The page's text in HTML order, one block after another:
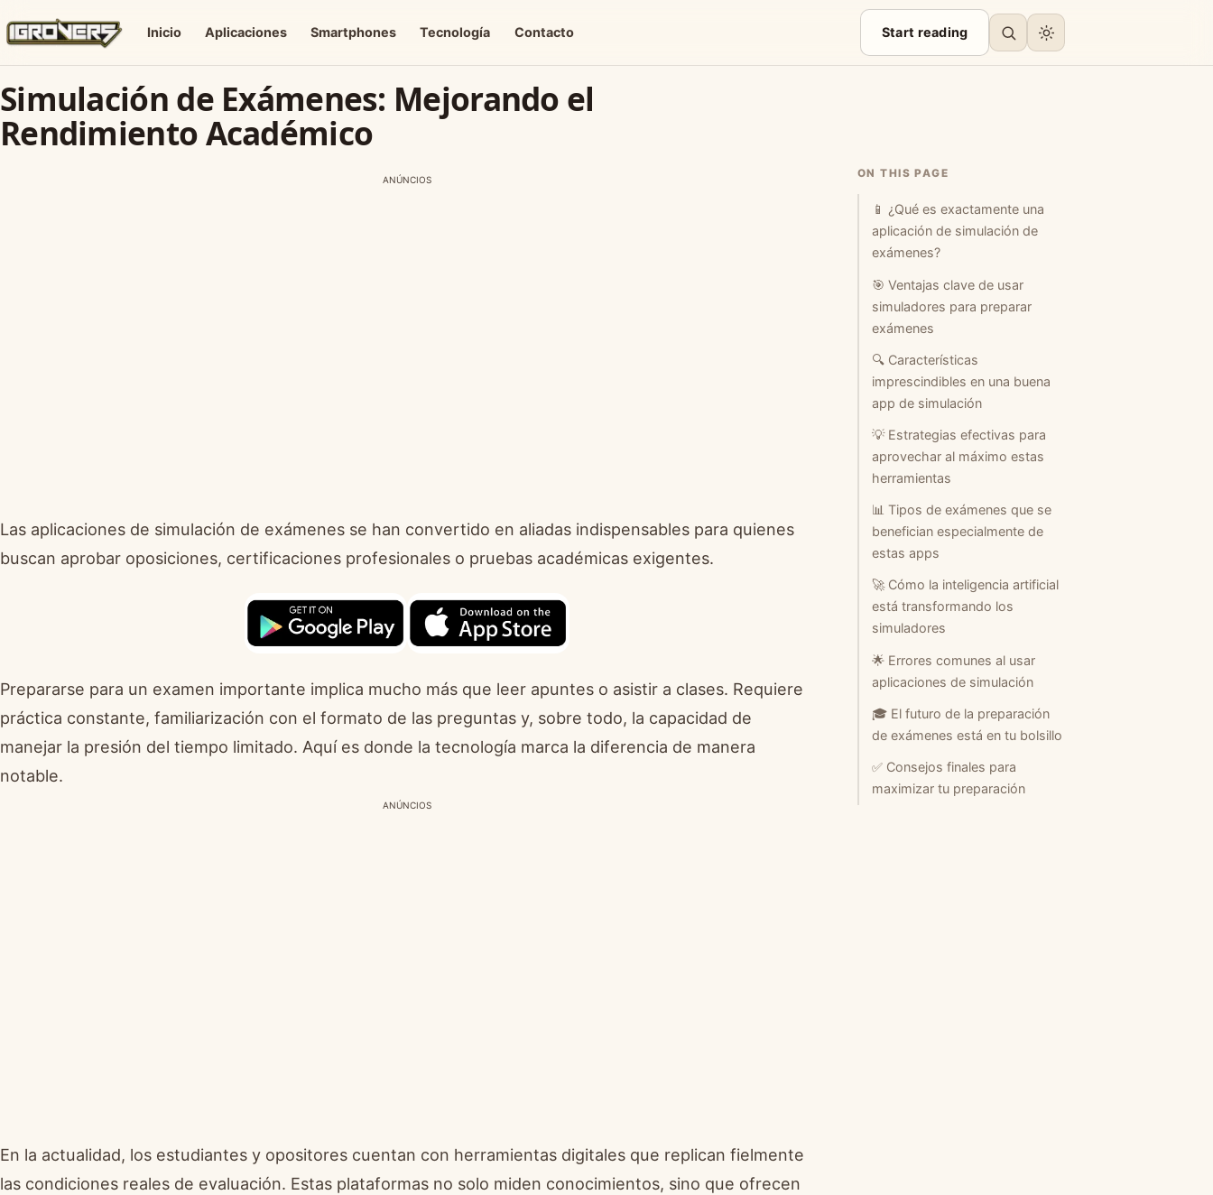
Inicio Aplicaciones Smartphones Tecnología Contacto Start reading
Simulación de Exámenes: Mejorando el
Rendimiento Académico
ANÚNCIOS
Las aplicaciones de simulación de exámenes se han convertido en aliadas indispensables para quienes
buscan aprobar oposiciones, certificaciones profesionales o pruebas académicas exigentes.
Prepararse para un examen importante implica mucho más que leer apuntes o asistir a clases. Requiere
práctica constante, familiarización con el formato de las preguntas y, sobre todo, la capacidad de
manejar la presión del tiempo limitado. Aquí es donde la tecnología marca la diferencia de manera
notable.
ANÚNCIOS
En la actualidad, los estudiantes y opositores cuentan con herramientas digitales que replican fielmente
las condiciones reales de evaluación. Estas plataformas no solo miden conocimientos, sino que ofrecen
ON THIS PAGE
📱 ¿Qué es exactamente una
aplicación de simulación de
exámenes?
🎯 Ventajas clave de usar
simuladores para preparar
exámenes
🔍 Características
imprescindibles en una buena
app de simulación
💡 Estrategias efectivas para
aprovechar al máximo estas
herramientas
📊 Tipos de exámenes que se
benefician especialmente de
estas apps
🚀 Cómo la inteligencia artificial
está transformando los
simuladores
🌟 Errores comunes al usar
aplicaciones de simulación
🎓 El futuro de la preparación
de exámenes está en tu bolsillo
✅ Consejos finales para
maximizar tu preparación